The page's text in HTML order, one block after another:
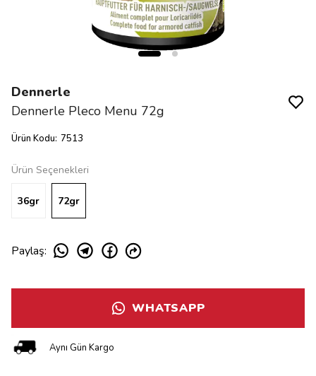
Dennerle
Dennerle Pleco Menu 72g
Ürün Kodu: 7513
Ürün Seçenekleri
36gr 72gr
Paylaş:
WHATSAPP
Aynı Gün Kargo